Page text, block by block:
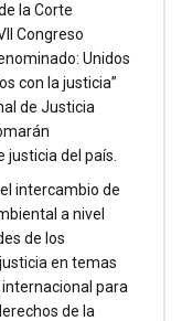
la Corte
Congreso
Unidos
con la justicia”
de Justicia
del país.
intercambio de
a nivel
de los
en temas
para
de la